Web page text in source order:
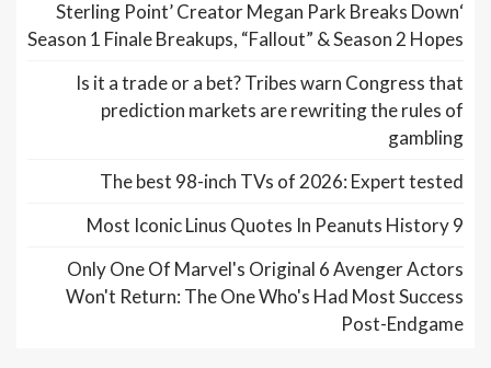
‘Sterling Point’ Creator Megan Park Breaks Down
Season 1 Finale Breakups, “Fallout” & Season 2 Hopes
Is it a trade or a bet? Tribes warn Congress that
prediction markets are rewriting the rules of
gambling
The best 98-inch TVs of 2026: Expert tested
9 Most Iconic Linus Quotes In Peanuts History
Only One Of Marvel's Original 6 Avenger Actors
Won't Return: The One Who's Had Most Success
Post-Endgame